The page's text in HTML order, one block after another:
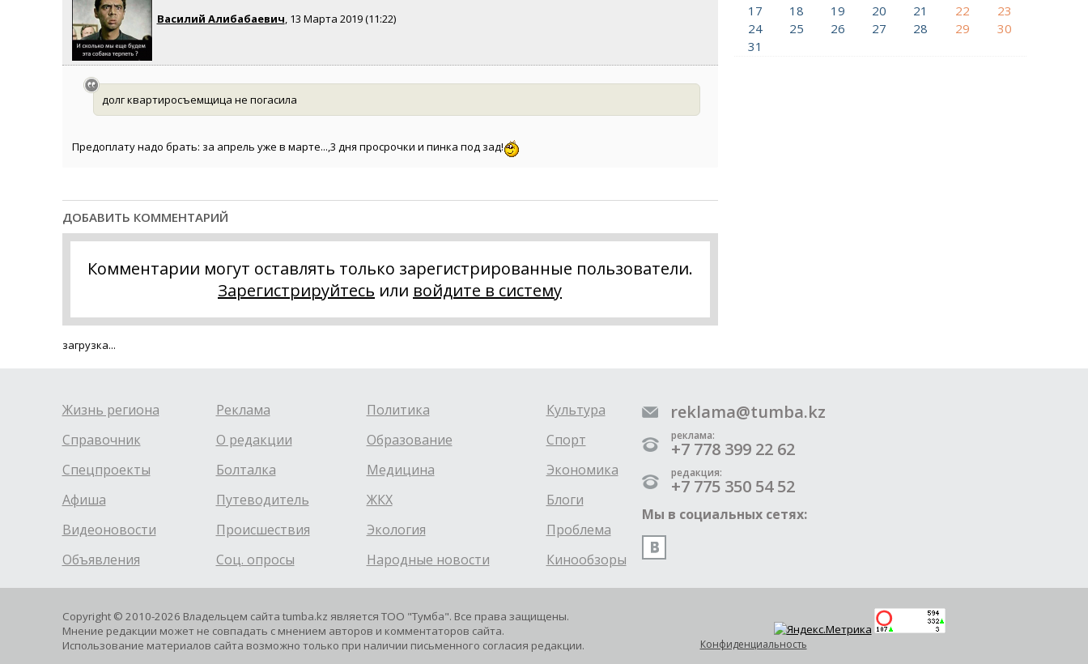
Василий Алибабаевич, 13 Марта 2019 (11:22)
долг квартиросъемщица не погасила
Предоплату надо брать: за апрель уже в марте...,3 дня просрочки и пинка под зад!
ДОБАВИТЬ КОММЕНТАРИЙ
Комментарии могут оставлять только зарегистрированные пользователи.
Зарегистрируйтесь или войдите в систему
загрузка...
17
18 19 20 21 22
23
24
25 26 27 28 29
30
31
Жизнь региона
Справочник
Спецпроекты
Афиша
Видеоновости
Объявления
Реклама
О редакции
Болталка
Путеводитель
Происшествия
Соц. опросы
Политика
Образование
Медицина
ЖКХ
Экология
Народные новости
Культура
Спорт
Экономика
Блоги
Проблема
Кинообзоры
reklama@tumba.kz
реклама:
+7 778 399 22 62
редакция:
+7 775 350 54 52
Мы в социальных сетях:
Copyright © 2010-2026 Владельцем сайта tumba.kz является ТОО "Тумба". Все права защищены.
Мнение редакции может не совпадать с мнением авторов и комментаторов сайта.
Использование материалов сайта возможно только при наличии письменного согласия редакции.
Конфиденциальность